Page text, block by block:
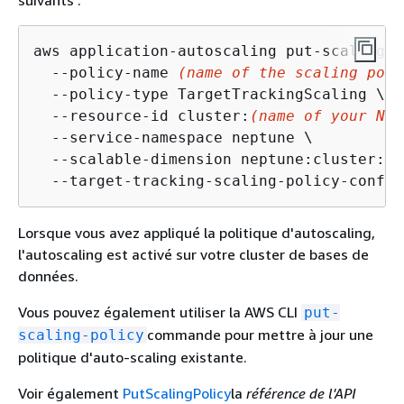
aws application-autoscaling put-
  --policy-name
(name of the scaling
  --policy-type TargetTrackingScaling \
  --resource-id cluster:
(name of your
  --service-namespace neptune \
--scalable-dimension
--target-tracking-scaling-policy-
Lorsque vous avez appliqué la politique d'autoscaling,
l'autoscaling est activé sur votre cluster de bases de
données.
Vous pouvez également utiliser la AWS CLI put-
scaling-policy commande pour mettre à jour une
politique d'auto-scaling existante.
Voir également PutScalingPolicyla référence de l'API